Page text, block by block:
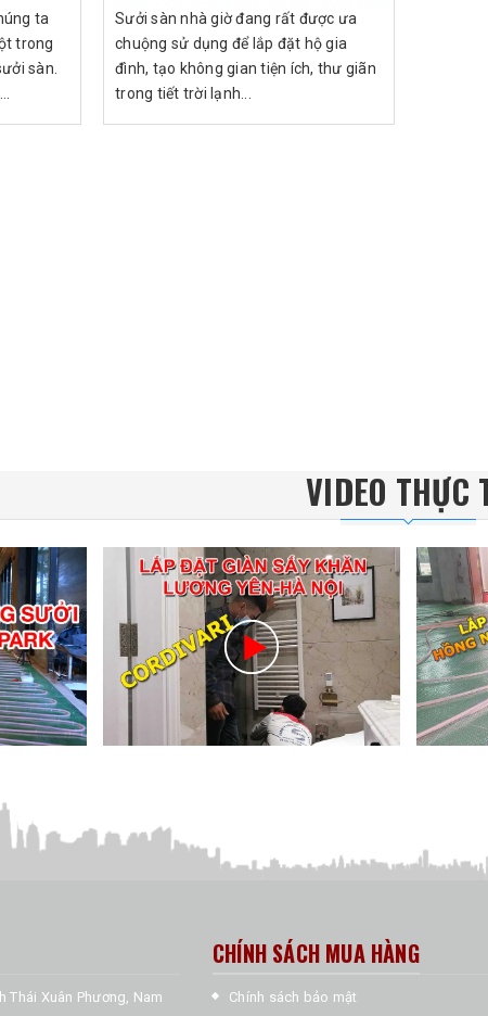
ta
trong
sàn.
XÔNG HƠI
Sưởi sàn nhà giờ đang rất được ưa
chuộng sử dụng để lắp đặt hộ gia
đình, tạo không gian tiện ích, thư giãn
trong tiết trời lạnh...
VIDEO THỰC
Thái Xuân Phương, Nam
CHÍNH SÁCH MUA HÀNG
Chính sách bảo mật